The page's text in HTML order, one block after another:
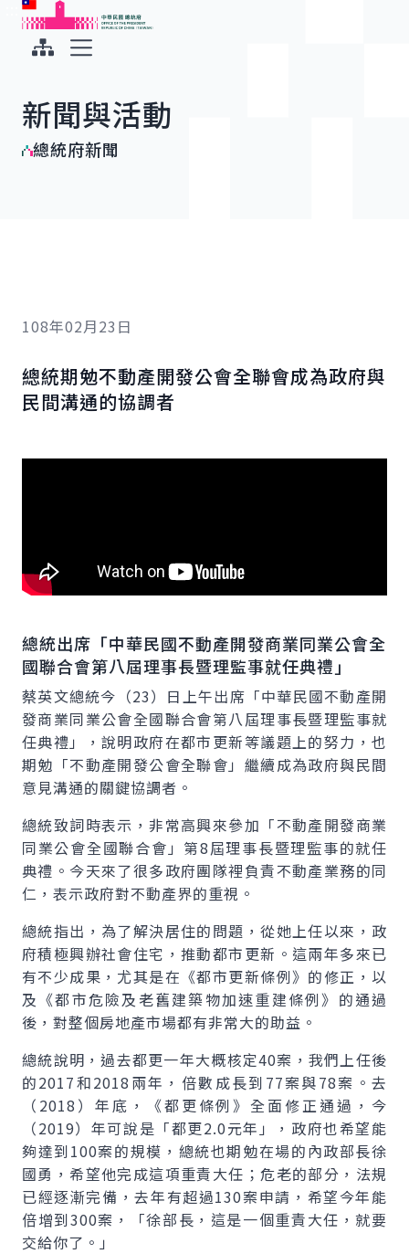
跳到主要內容
中華民國總統府
新聞與活動
總統府新聞
108年02月23日
總統期勉不動產開發公會全聯會成為政府與
民間溝通的協調者
總統出席「中華民國不動產開發商業同業公會全
國聯合會第八屆理事長暨理監事就任典禮」
蔡英文總統今（23）日上午出席「中華民國不動產開
發商業同業公會全國聯合會第八屆理事長暨理監事就
任典禮」，說明政府在都市更新等議題上的努力，也
期勉「不動產開發公會全聯會」繼續成為政府與民間
意見溝通的關鍵協調者。
總統致詞時表示，非常高興來參加「不動產開發商業
同業公會全國聯合會」第8屆理事長暨理監事的就任
典禮。今天來了很多政府團隊裡負責不動產業務的同
仁，表示政府對不動產界的重視。
總統指出，為了解決居住的問題，從她上任以來，政
府積極興辦社會住宅，推動都市更新。這兩年多來已
有不少成果，尤其是在《都市更新條例》的修正，以
及《都市危險及老舊建築物加速重建條例》的通過
後，對整個房地產市場都有非常大的助益。
總統說明，過去都更一年大概核定40案，我們上任後
的2017和2018兩年，倍數成長到77案與78案。去
（2018）年底，《都更條例》全面修正通過，今
（2019）年可說是「都更2.0元年」，政府也希望能
夠達到100案的規模，總統也期勉在場的內政部長徐
國勇，希望他完成這項重責大任；危老的部分，法規
已經逐漸完備，去年有超過130案申請，希望今年能
倍增到300案，「徐部長，這是一個重責大任，就要
交給你了。」